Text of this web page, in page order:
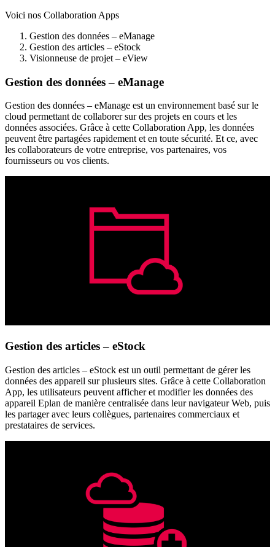
Voici nos Collaboration Apps
Gestion des données – eManage
Gestion des articles – eStock
Visionneuse de projet – eView
Gestion des données – eManage
Gestion des données – eManage est un environnement basé sur le
cloud permettant de collaborer sur des projets en cours et les
données associées. Grâce à cette Collaboration App, les données
peuvent être partagées rapidement et en toute sécurité. Et ce, avec
les collaborateurs de votre entreprise, vos partenaires, vos
fournisseurs ou vos clients.
Gestion des articles – eStock
Gestion des articles – eStock est un outil permettant de gérer les
données des appareil sur plusieurs sites. Grâce à cette Collaboration
App, les utilisateurs peuvent afficher et modifier les données des
appareil Eplan de manière centralisée dans leur navigateur Web, puis
les partager avec leurs collègues, partenaires commerciaux et
prestataires de services.